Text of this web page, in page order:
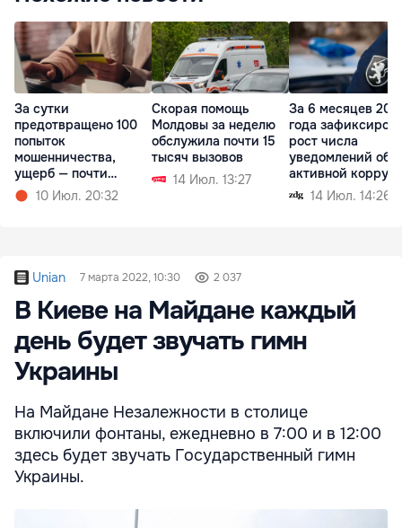
За сутки
предотвращено 100
попыток
мошенничества,
ущерб — почти
миллион леев
10 Июл. 20:32
Скорая помощь
Молдовы за неделю
обслужила почти 15
тысяч вызовов
14 Июл. 13:27
За 6 месяцев
года
рост числа
уведомлений об
активной
14 Июл. 14:26
Unian 7 марта 2022, 10:30 2 037
В Киеве на Майдане каждый
день будет звучать гимн
Украины
На Майдане Незалежности в столице
включили фонтаны, ежедневно в 7:00 и в 12:00
здесь будет звучать Государственный гимн
Украины.